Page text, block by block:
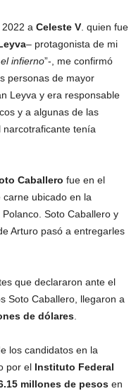
a Celeste V . quien fue
– protagonista de mi
infierno”-, me confirmó
personas de mayor
Leyva y era responsable
y a algunas de las
narcotraficante tenía
Caballero fue en el
ubicado en la
Soto Caballero y
Arturo pasó a entregarles
que declararon ante el
Soto Caballero, llegaron a
de dólares
los candidatos en la
por el Instituto Federal
millones de pesos en